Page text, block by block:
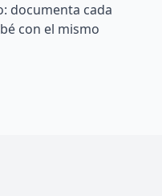
documenta cada
con el mismo